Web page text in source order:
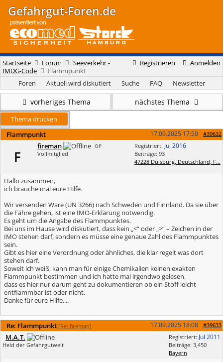
Gefahrgut-Foren.de
Registrieren Anmelden
Startseite Forum
Seeverkehr -
IMDG-Code
Flammpunkt
Foren
Aktuell wird diskutiert Suche FAQ Newsletter
vorheriges Thema nächstes Thema
Thema drucken
Flammpunkt
#39632
17.09.2025 17:50
Registriert: Jul 2016
Beiträge: 93
47228 Duisburg, Deutschland, F...
F
fireman OP
Vollmitglied
Hallo zusammen,
ich brauche mal eure Hilfe.
Wir versenden Ware (UN 3266) nach Schweden und Finnland. Da sie über
die Fähre gehen, ist eine IMO-Erklärung notwendig.
Es geht um die Angabe des Flammpunktes.
Bei uns im Hause wird diskutiert, dass kein „<“ oder „>“ – Zeichen in der
IMO stehen darf, sondern es müsse eine genaue Zahl des Flammpunktes
sein.
Gibt es hier eine Verordnung oder ähnliches, die klar regelt was dort
stehen darf.
Soweit ich weiß, kann man für einige Chemikalien keinen exakten
Flammpunkt bestimmen und ich hatte mal irgendwo gelesen,
dass es hier nur darum geht zu dokumentieren ob ein Stoff leicht
entflammbar ist oder nicht.
Danke für eure Hilfe....
Re: Flammpunkt [Re: fireman] #39633
17.09.2025 18:08
Registriert: Jul 2011
Beiträge: 3,450
Bayern
M.A.T.
Held der Gefahrgutwelt